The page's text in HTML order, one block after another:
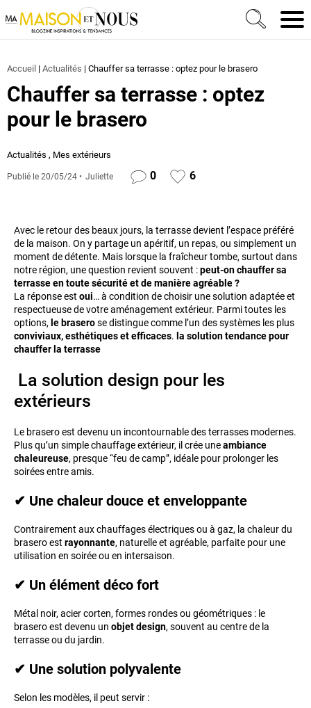
Ma Maison et Nous Construction, rénovation &
Accueil | Actualités | Chauffer sa terrasse : optez pour le brasero
Chauffer sa terrasse : optez
pour le brasero
Actualités , Mes extérieurs
Publié le 20/05/24 Juliette 0 6
Avec le retour des beaux jours, la terrasse devient l’espace préféré
de la maison. On y partage un apéritif, un repas, ou simplement un
moment de détente. Mais lorsque la fraîcheur tombe, surtout dans
notre région, une question revient souvent :peut-on chauffer sa
terrasse en toute sécurité et de manière agréable ?
La réponse est oui… à condition de choisir une solution adaptée et
respectueuse de votre aménagement extérieur. Parmi toutes les
options, le braserose distingue comme l’un des systèmes les plus
conviviaux, esthétiques et efficaces. la solution tendance pour
chauffer la terrasse
La solution design pour les
extérieurs
Le brasero est devenu un incontournable des terrasses modernes.
Plus qu’un simple chauffage extérieur, il crée uneambiance
chaleureuse, presque “feu de camp”, idéale pour prolonger les
soirées entre amis.
✔ Une chaleur douce et enveloppante
Contrairement aux chauffages électriques ou à gaz, la chaleur du
brasero est rayonnante, naturelle et agréable, parfaite pour une
utilisation en soirée ou en intersaison.
✔ Un élément déco fort
Métal noir, acier corten, formes rondes ou géométriques : le
brasero est devenu un objet design, souvent au centre de la
terrasse ou du jardin.
✔ Une solution polyvalente
Selon les modèles, il peut servir :